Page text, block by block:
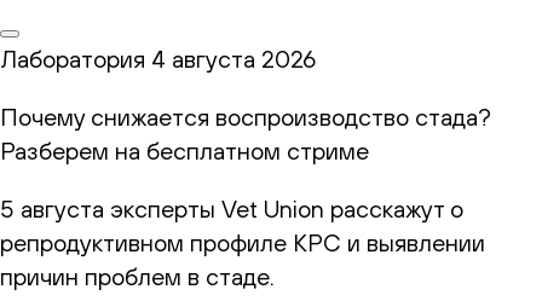
Лаборатория 4 августа 2026
Почему снижается воспроизводство стада?
Разберем на бесплатном стриме
5 августа эксперты Vet Union расскажут о
репродуктивном профиле КРС и выявлении
причин проблем в стаде.